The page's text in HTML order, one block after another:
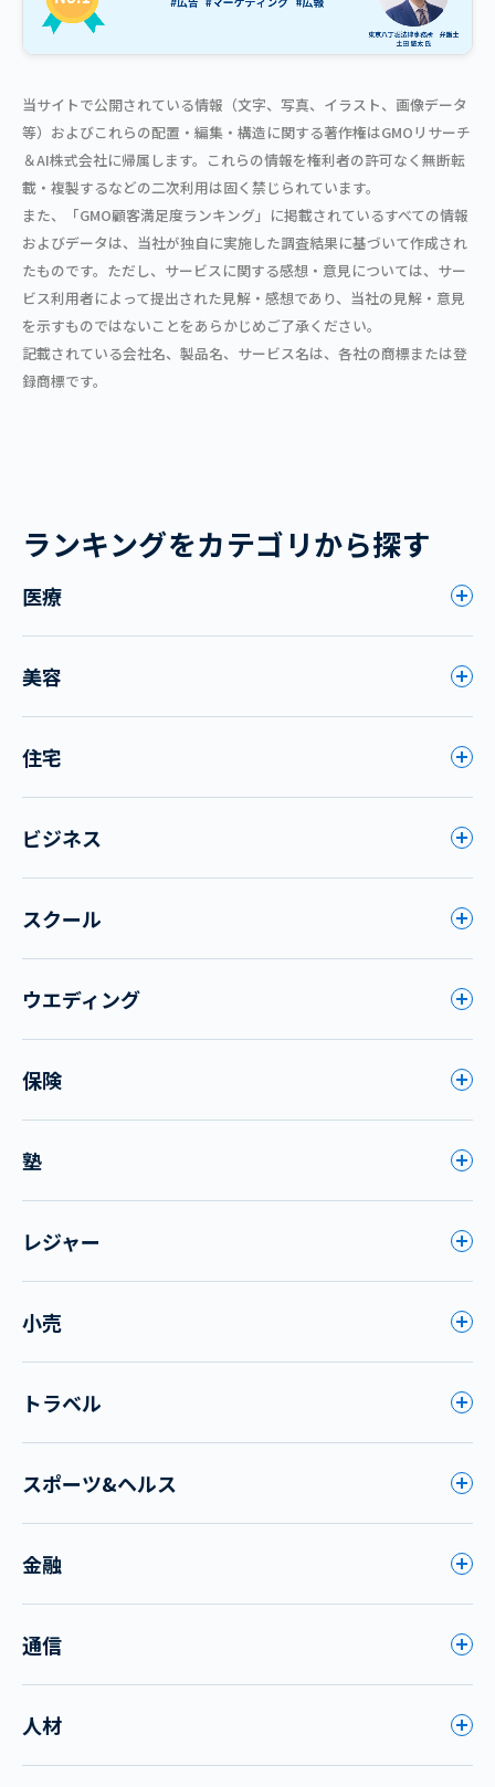
当サイトで公開されている情報（文字、写真、イラスト、画像データ
等）およびこれらの配置・編集・構造に関する著作権はGMOリサーチ
＆AI株式会社に帰属します。これらの情報を権利者の許可なく無断転
載・複製するなどの二次利用は固く禁じられています。
また、「GMO顧客満足度ランキング」に掲載されているすべての情報
およびデータは、当社が独自に実施した調査結果に基づいて作成され
たものです。ただし、サービスに関する感想・意見については、サー
ビス利用者によって提出された見解・感想であり、当社の見解・意見
を示すものではないことをあらかじめご了承ください。
記載されている会社名、製品名、サービス名は、各社の商標または登
録商標です。
ランキングをカテゴリから探す
医療
美容
住宅
ビジネス
スクール
ウエディング
保険
塾
レジャー
小売
トラベル
スポーツ&ヘルス
金融
通信
人材